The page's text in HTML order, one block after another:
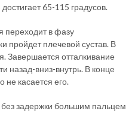
65-115 градусов.
переходит в фазу
пройдет плечевой сустав. В
Завершается отталкивание
назад-вниз-внутрь. В конце
не касается его.
задержки большим пальцем